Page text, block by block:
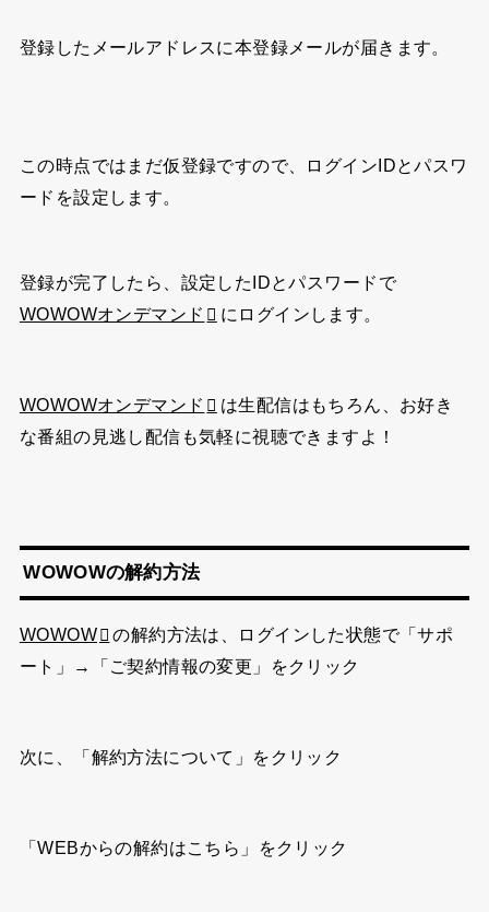
登録したメールアドレスに本登録メールが届きます。
この時点ではまだ仮登録ですので、ログインIDとパスワ
ードを設定します。
登録が完了したら、設定したIDとパスワードで
WOWOWオンデマンド
にログインします。
WOWOWオンデマンド
は生配信はもちろん、お好き
な番組の見逃し配信も気軽に視聴できますよ！
WOWOWの解約方法
WOWOW
の解約方法は、ログインした状態で「サポ
ート」→「ご契約情報の変更」をクリック
次に、「解約方法について」をクリック
「WEBからの解約はこちら」をクリック